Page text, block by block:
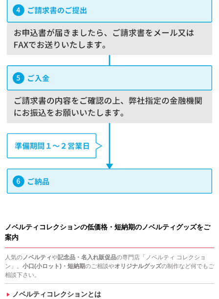
ノベルティコレクションの低価格・短納期のノベルティグッズをご
案内
人気のノベルティや記念品・名入れ販促品の専門店「ノベルティ コレクショ
ン」。 小口(小ロット)・短納期のご相談やオリジナルグッズの制作など何でもご
相談下さい。
ノベルティコレクションとは